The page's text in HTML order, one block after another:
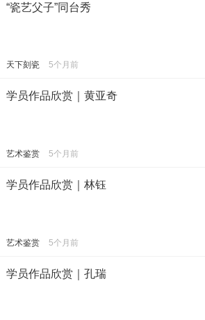
“瓷艺父子”同台秀
天下刻瓷 5个月前
学员作品欣赏｜黄亚奇
艺术鉴赏 5个月前
学员作品欣赏｜林钰
艺术鉴赏 5个月前
学员作品欣赏｜孔瑞